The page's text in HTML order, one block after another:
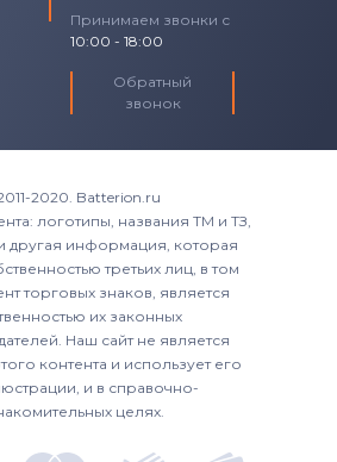
Принимаем звонки с
10:00 - 18:00
Обратный
звонок
2020. Batterion.ru
логотипы, названия ТМ и ТЗ,
другая информация, которая
третьих лиц, в том
торговых знаков, является
их законных
Наш сайт не является
контента и использует его
и в справочно-
целях.